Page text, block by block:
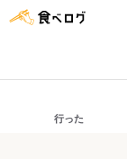
行った